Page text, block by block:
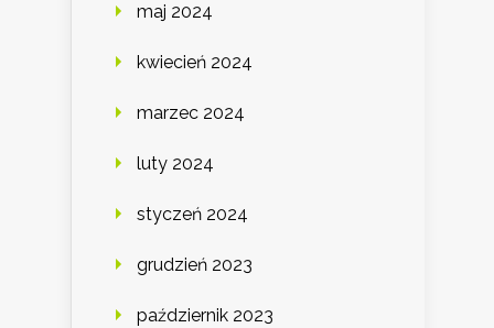
maj 2024
kwiecień 2024
marzec 2024
luty 2024
styczeń 2024
grudzień 2023
październik 2023